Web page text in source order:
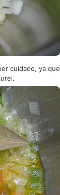
cuidado, ya que